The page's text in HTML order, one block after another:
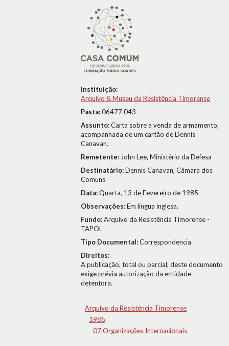
Instituição:
Arquivo & Museu da Resistência Timorense
Pasta:06477.043
Assunto:Carta sobre a venda de armamento,
acompanhada de um cartão de Dennis
Canavan.
Remetente: John Lee, Ministério da Defesa
Destinatário:Dennis Canavan, Câmara dos
Comuns
Data:Quarta, 13 de Fevereiro de 1985
Observações:Em língua inglesa.
Fundo:Arquivo da Resistência Timorense -
TAPOL
Tipo Documental:Correspondencia
Direitos:
A publicação, total ou parcial, deste documento
exige prévia autorização da entidade
detentora.
Arquivo da Resistência Timorense
1985
07.Organizações Internacionais